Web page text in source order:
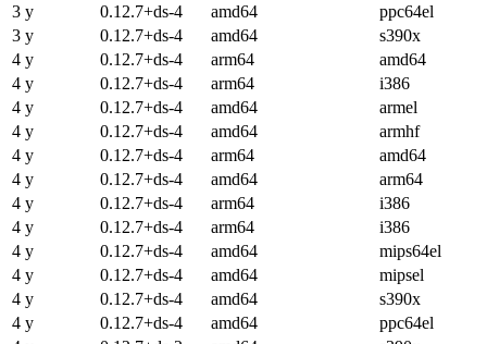
3 y
0.12.7+ds-4 amd64
ppc64el
3 y
0.12.7+ds-4 amd64
s390x
4 y
0.12.7+ds-4 arm64
amd64
4 y
0.12.7+ds-4 arm64
i386
4 y
0.12.7+ds-4 amd64
armel
4 y
0.12.7+ds-4 amd64
armhf
4 y
0.12.7+ds-4 arm64
amd64
4 y
0.12.7+ds-4 amd64
arm64
4 y
0.12.7+ds-4 arm64
i386
4 y
0.12.7+ds-4 arm64
i386
4 y
0.12.7+ds-4 amd64
mips64el
4 y
0.12.7+ds-4 amd64
mipsel
4 y
0.12.7+ds-4 amd64
s390x
4 y
0.12.7+ds-4 amd64
ppc64el